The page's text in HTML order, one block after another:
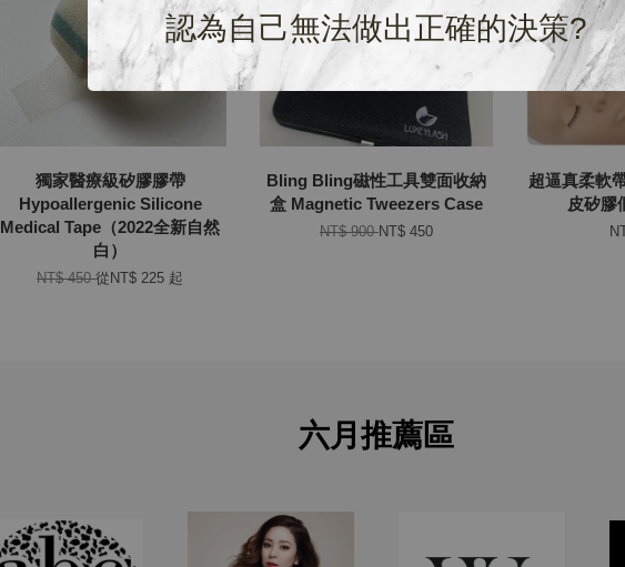
認為自己無法做出正確的決策?
獨家醫療級矽膠膠帶
Hypoallergenic Silicone
Medical Tape（2022全新自然
白）
NT$ 450從 NT$ 225 起
Bling Bling磁性工具雙面收納
盒 Magnetic Tweezers Case
NT$ 900NT$ 450
超逼真柔軟
皮矽膠
六月推薦區